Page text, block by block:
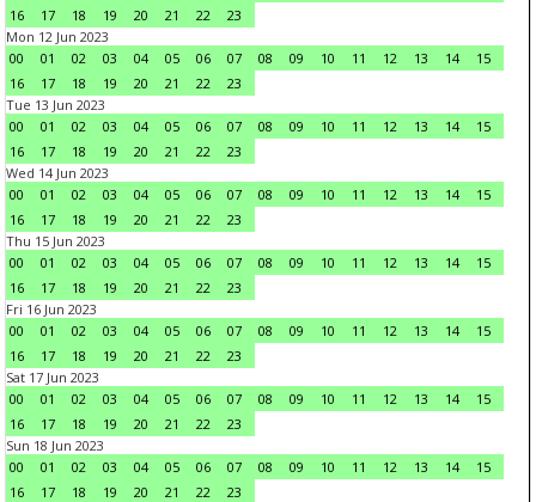
16
17 18 19 20 21 22
23
Mon 12 Jun 2023
00
01 02 03 04 05 06 07 08 09 10 11 12 13 14
15
16
17 18 19 20 21 22
23
Tue 13 Jun 2023
00
01 02 03 04 05 06 07 08 09 10 11 12 13 14
15
16
17 18 19 20 21 22
23
Wed 14 Jun 2023
00
01 02 03 04 05 06 07 08 09 10 11 12 13 14
15
16
17 18 19 20 21 22
23
Thu 15 Jun 2023
00
01 02 03 04 05 06 07 08 09 10 11 12 13 14
15
16
17 18 19 20 21 22
23
Fri 16 Jun 2023
00
01 02 03 04 05 06 07 08 09 10 11 12 13 14
15
16
17 18 19 20 21 22
23
Sat 17 Jun 2023
00
01 02 03 04 05 06 07 08 09 10 11 12 13 14
15
16
17 18 19 20 21 22
23
Sun 18 Jun 2023
00
01 02 03 04 05 06 07 08 09 10 11 12 13 14
15
16
17 18 19 20 21 22
23